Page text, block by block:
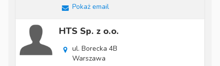
Pokaż email
HTS Sp. z o.o.
ul. Borecka 4B
Warszawa